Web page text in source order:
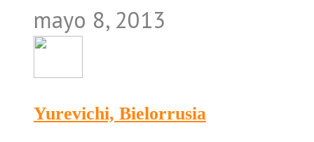
mayo 8, 2013
Yurevichi, Bielorrusia